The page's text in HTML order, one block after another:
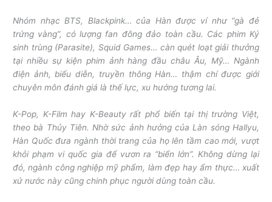
Nhóm nhạc BTS, Blackpink… của Hàn được ví như “gà đẻ
trứng vàng”, có lượng fan đông đảo toàn cầu. Các phim Ký
sinh trùng (Parasite), Squid Games… càn quét loạt giải thưởng
tại nhiều sự kiện phim ảnh hàng đầu châu Âu, Mỹ… Ngành
điện ảnh, biểu diễn, truyền thông Hàn… thậm chí được giới
chuyên môn đánh giá là thế lực, xu hướng tương lai.
K-Pop, K-Film hay K-Beauty rất phổ biến tại thị trường Việt,
theo bà Thủy Tiên. Nhờ sức ảnh hưởng của Làn sóng Hallyu,
Hàn Quốc đưa ngành thời trang của họ lên tầm cao mới, vượt
khỏi phạm vi quốc gia để vươn ra “biển lớn”. Không dừng lại
đó, ngành công nghiệp mỹ phẩm, làm đẹp hay ẩm thực… xuất
xứ nước này cũng chinh phục người dùng toàn cầu.